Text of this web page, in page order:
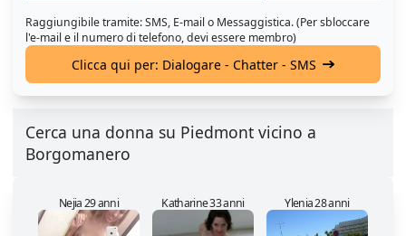
Raggiungibile tramite: SMS, E-mail o Messaggistica. (Per sbloccare
l'e-mail e il numero di telefono, devi essere membro)
Clicca qui per: Dialogare - Chatter - SMS
Cerca una donna su Piedmont vicino a
Borgomanero
Nejia 29 anni Katharine 33 anni Ylenia 28 anni